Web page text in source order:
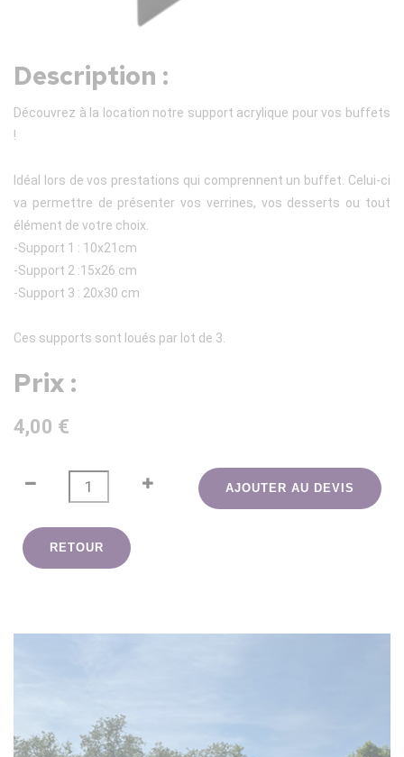
Description :
Découvrez à la location notre support acrylique pour vos buffets
!
Idéal lors de vos prestations qui comprennent un buffet. Celui-ci
va permettre de présenter vos verrines, vos desserts ou tout
élément de votre choix.
-Support 1 : 10x21cm
-Support 2 :15x26 cm
-Support 3 : 20x30 cm
Ces supports sont loués par lot de 3.
Prix :
4,00 €
AJOUTER AU DEVIS
RETOUR